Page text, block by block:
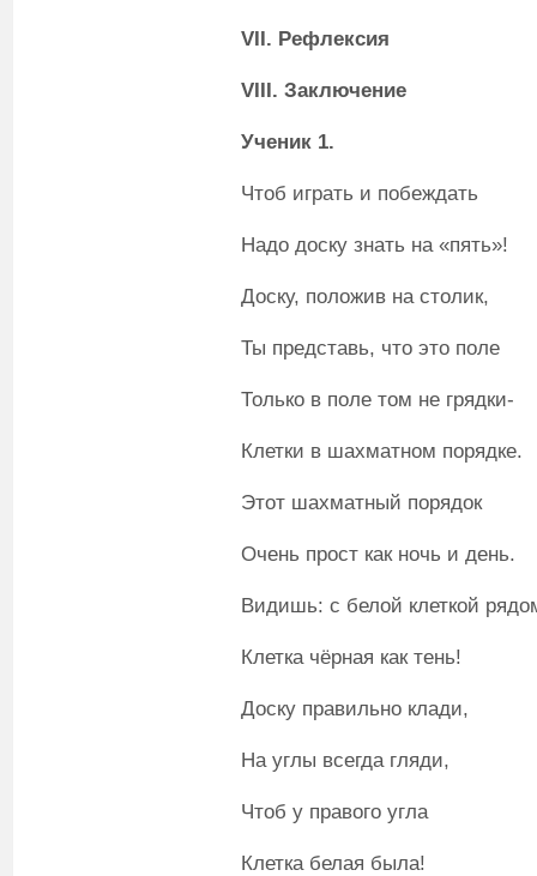
VII. Рефлексия
VIII. Заключение
Ученик 1.
Чтоб играть и побеждать
Надо доску знать на «пять»!
Доску, положив на столик,
Ты представь, что это поле
Только в поле том не грядки-
Клетки в шахматном порядке.
Этот шахматный порядок
Очень прост как ночь и день.
Видишь: с белой клеткой
Клетка чёрная как тень!
Доску правильно клади,
На углы всегда гляди,
Чтоб у правого угла
Клетка белая была!